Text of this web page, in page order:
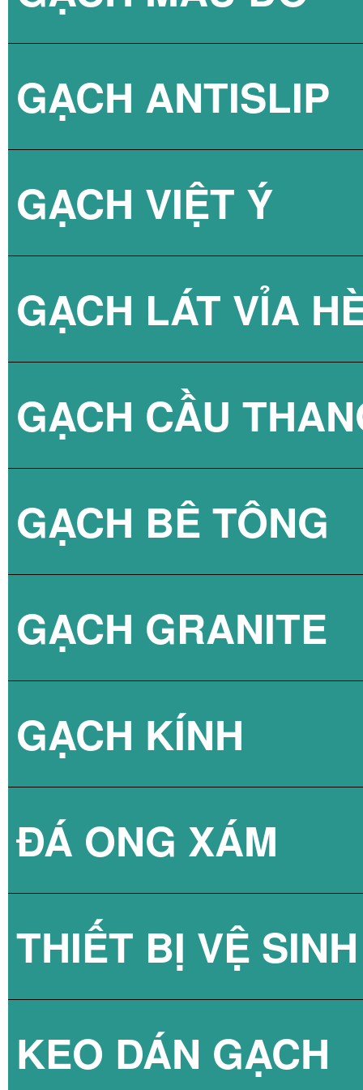
BÌNH NÓNG
BÌNH NÓNG
GẠCH ANTISLIP
GẠCH VIỆT Ý
GẠCH LÁT VỈA
GẠCH BLOCK
GẠCH LÁT VỈA
GẠCH CẦU
GẠCH BÊ TÔNG
GẠCH 3D BÊ
GẠCH GRANITE
GẠCH KÍNH
GẠCH KÍNH
GẠCH KÍNH
GẠCH KÍNH
ĐÁ ONG XÁM
THIẾT BỊ VỆ SINH
SEN TẮM
KEO DÁN GẠCH